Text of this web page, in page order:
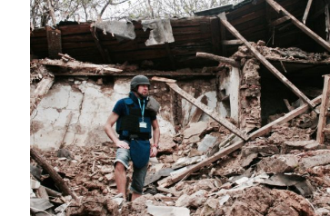
"Dokumentasjonsarbeidet"